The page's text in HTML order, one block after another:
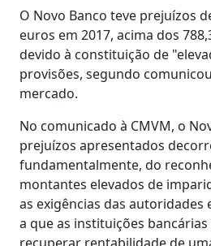
O Novo Banco teve prejuízos
euros em 2017, acima dos
devido à constituição de
provisões, segundo
mercado.
No comunicado à CMVM, o
prejuízos apresentados
fundamentalmente, do
montantes elevados de
as exigências das
a que as instituições